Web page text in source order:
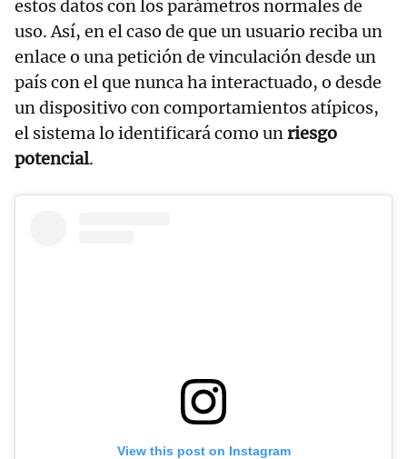
estos datos con los parámetros normales de
uso. Así, en el caso de que un usuario reciba un
enlace o una petición de vinculación desde un
país con el que nunca ha interactuado, o desde
un dispositivo con comportamientos atípicos,
el sistema lo identificará como unriesgo
potencial.
View this post on Instagram